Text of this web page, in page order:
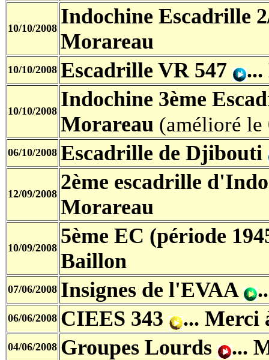
10/10/2008 Indochine Escadrille
Morareau
10/10/2008 Escadrille VR 547
10/10/2008 Indochine 3ème
Morareau (amélioré
06/10/2008 Escadrille de Djibouti
12/09/2008 2ème escadrille
Morareau
10/09/2008 5ème EC (période
Baillon
07/06/2008 Insignes de l'EVAA
06/06/2008 CIEES 343 ... Merci
04/06/2008 Groupes Lourds ...